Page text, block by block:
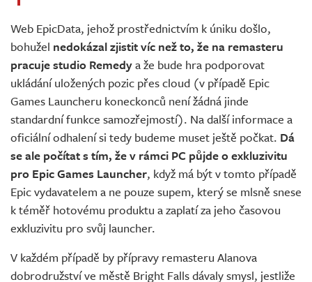
Web EpicData, jehož prostřednictvím k úniku došlo,
bohužel nedokázal zjistit víc než to, že na remasteru
pracuje studio Remedya že bude hra podporovat
ukládání uložených pozic přes cloud (v případě Epic
Games Launcheru koneckonců není žádná jinde
standardní funkce samozřejmostí). Na další informace a
oficiální odhalení si tedy budeme muset ještě počkat. Dá
se ale počítat s tím, že v rámci PC půjde o exkluzivitu
pro Epic Games Launcher, když má být v tomto případě
Epic vydavatelem a ne pouze supem, který se mlsně snese
k téměř hotovému produktu a zaplatí za jeho časovou
exkluzivitu pro svůj launcher.
V každém případě by přípravy remasteru Alanova
dobrodružství ve městě Bright Falls dávaly smysl, jestliže